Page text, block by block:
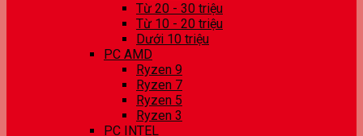
Từ 20 - 30 triệu
Từ 10 - 20 triệu
Dưới 10 triệu
PC AMD
Ryzen 9
Ryzen 7
Ryzen 5
Ryzen 3
PC INTEL